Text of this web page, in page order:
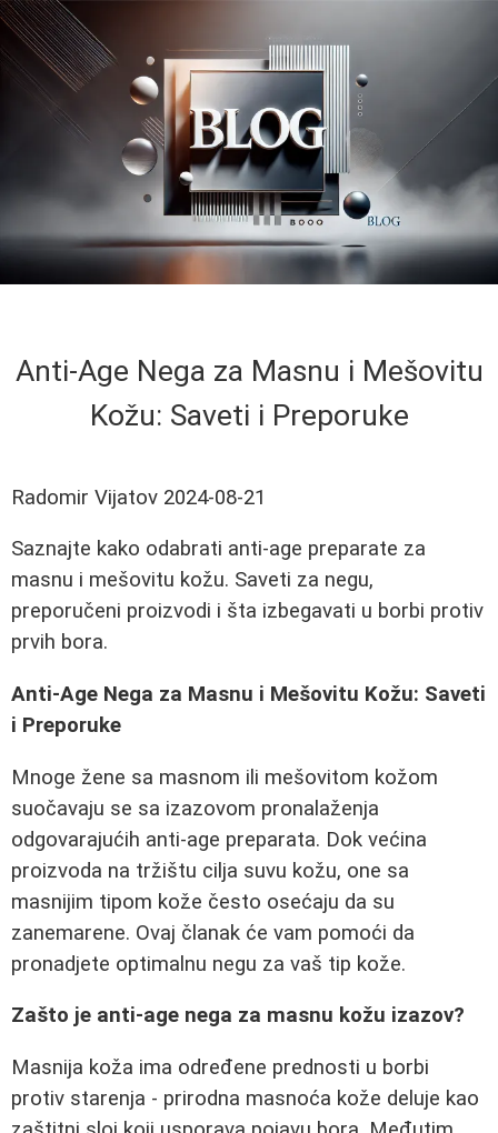
Anti-Age Nega za Masnu i Mešovitu
Kožu: Saveti i Preporuke
Radomir Vijatov 2024-08-21
Saznajte kako odabrati anti-age preparate za
masnu i mešovitu kožu. Saveti za negu,
preporučeni proizvodi i šta izbegavati u borbi protiv
prvih bora.
Anti-Age Nega za Masnu i Mešovitu Kožu: Saveti
i Preporuke
Mnoge žene sa masnom ili mešovitom kožom
suočavaju se sa izazovom pronalaženja
odgovarajućih anti-age preparata. Dok većina
proizvoda na tržištu cilja suvu kožu, one sa
masnijim tipom kože često osećaju da su
zanemarene. Ovaj članak će vam pomoći da
pronadjete optimalnu negu za vaš tip kože.
Zašto je anti-age nega za masnu kožu izazov?
Masnija koža ima određene prednosti u borbi
protiv starenja - prirodna masnoća kože deluje kao